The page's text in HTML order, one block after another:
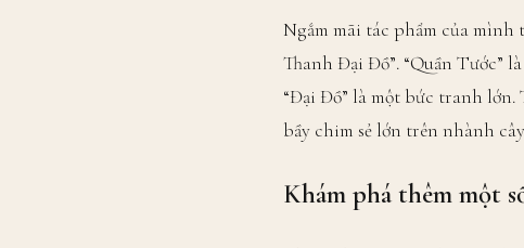
Ngắm mãi tác phẩm của
Thanh Đại Đồ”. “Quần Tước”
“Đại Đồ” là một bức tranh lớn.
bầy chim sẻ lớn trên nhành
Khám phá thêm một